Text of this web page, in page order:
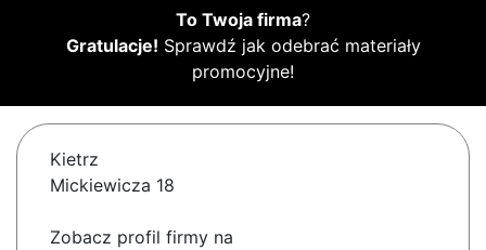
To Twoja firma?
Gratulacje! Sprawdź jak odebrać materiały
promocyjne!
Kietrz
Mickiewicza 18
Zobacz profil firmy na